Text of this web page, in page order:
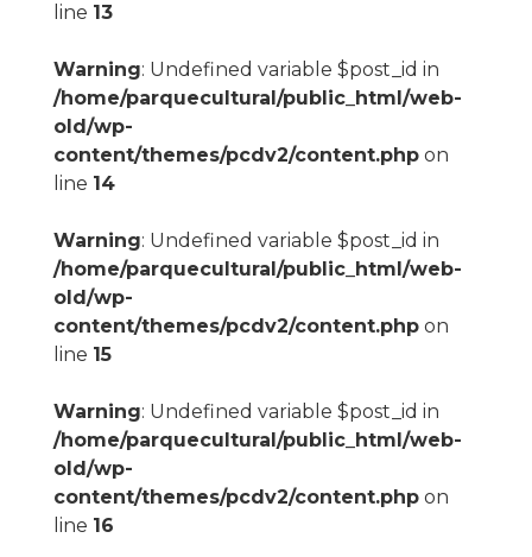
line 13
Warning: Undefined variable $post_id in
/home/parquecultural/public_html/web-
old/wp-
content/themes/pcdv2/content.phpon
line 14
Warning: Undefined variable $post_id in
/home/parquecultural/public_html/web-
old/wp-
content/themes/pcdv2/content.phpon
line 15
Warning: Undefined variable $post_id in
/home/parquecultural/public_html/web-
old/wp-
content/themes/pcdv2/content.phpon
line 16